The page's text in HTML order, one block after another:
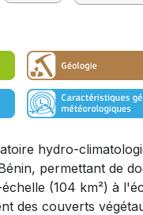
hydro-
permettant de
(104 km²) à
des couverts